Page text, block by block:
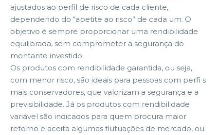
ajustados ao perfil de risco de cada cliente,
dependendo do “apetite ao risco” de cada um. O
objetivo é sempre proporcionar uma rendibilidade
equilibrada, sem comprometer a segurança do
montante investido.
Os produtos com rendibilidade garantida, ou seja,
com menor risco, são ideais para pessoas com perfi s
mais conservadores, que valorizam a segurança e a
previsibilidade. Já os produtos com rendibilidade
variável são indicados para quem procura maior
retorno e aceita algumas flutuações de mercado, ou